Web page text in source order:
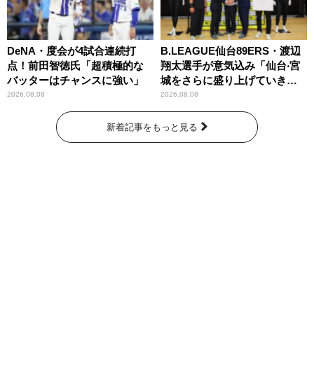
DeNA・度会が4試合連続打
点！前田智徳氏「超積極的な
バッターはチャンスに強い」
2026.08.08
B.LEAGUE仙台89ERS・渡辺
翔太選手が意気込み「仙台‧宮
城をさらに盛り上げていきた
いです」
2026.08.08
新着記事をもっと見る